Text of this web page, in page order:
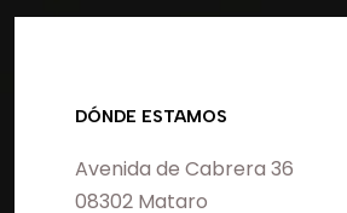
DÓNDE ESTAMOS
Avenida de Cabrera 36
08302 Mataro